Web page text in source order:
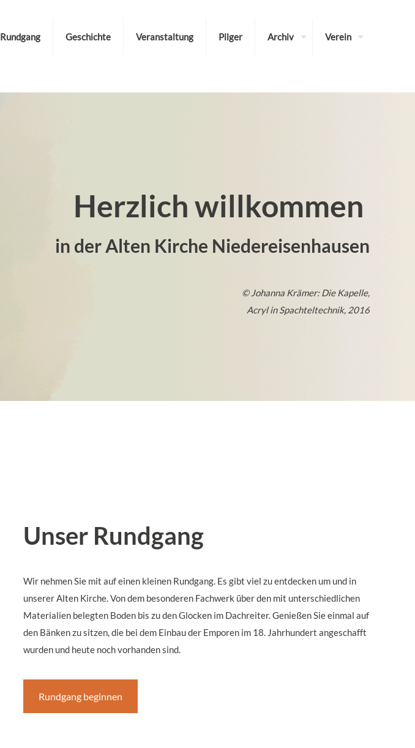
Rundgang Geschichte Veranstaltung Pilger Archiv Verein
Herzlich willkommen
in der Alten Kirche Niedereisenhausen
© Johanna Krämer: Die Kapelle,
Acryl in Spachteltechnik, 2016
Unser Rundgang
Wir nehmen Sie mit auf einen kleinen Rundgang. Es gibt viel zu entdecken um und in
unserer Alten Kirche. Von dem besonderen Fachwerk über den mit unterschiedlichen
Materialien belegten Boden bis zu den Glocken im Dachreiter. Genießen Sie einmal auf
den Bänken zu sitzen, die bei dem Einbau der Emporen im 18. Jahrhundert angeschafft
wurden und heute noch vorhanden sind.
Rundgang beginnen